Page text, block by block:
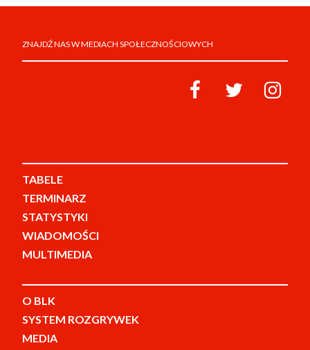
ZNAJDŹ NAS W MEDIACH SPOŁECZNOŚCIOWYCH
TABELE
TERMINARZ
STATYSTYKI
WIADOMOŚCI
MULTIMEDIA
O BLK
SYSTEM ROZGRYWEK
MEDIA